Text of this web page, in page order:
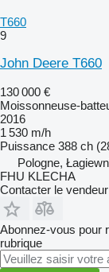
T660
9
John Deere T660
130 000 €
Moissonneuse-
2016
1 530 m/h
Puissance 388 ch
Pologne,
FHU KLECHA
Contacter le vendeur
Abonnez-vous pour
rubrique